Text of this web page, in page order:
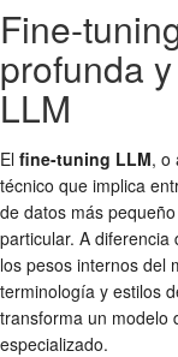
Fine-
profunda
LLM
El fine-tuning LLM, o
técnico que implica
de datos más
particular. A
los pesos internos del
terminología y estilos
transforma un modelo
especializado.